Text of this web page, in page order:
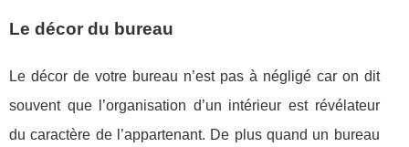
Le décor du bureau
Le décor de votre bureau n’est pas à négligé car on dit
souvent que l’organisation d’un intérieur est révélateur
du caractère de l’appartenant. De plus quand un bureau